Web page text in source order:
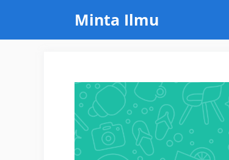
content
Minta Ilmu